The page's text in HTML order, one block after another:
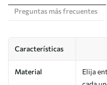
Preguntas más frecuentes
Características
Material
Elija